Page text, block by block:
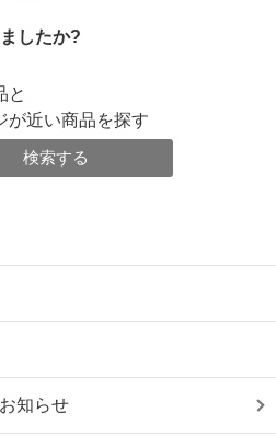
したか?
と
が近い商品を探す
検索する
知らせ